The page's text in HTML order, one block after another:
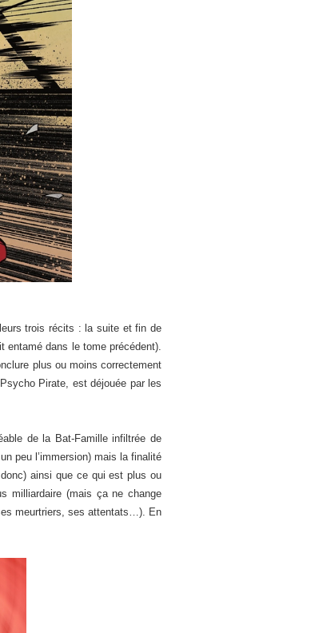
trois récits : la suite et fin de
entamé dans le tome précédent).
plus ou moins correctement
Pirate, est déjouée par les
de la Bat-Famille infiltrée de
peu l’immersion) mais la finalité
donc) ainsi que ce qui est plus ou
milliardaire (mais ça ne change
meurtriers, ses attentats…). En